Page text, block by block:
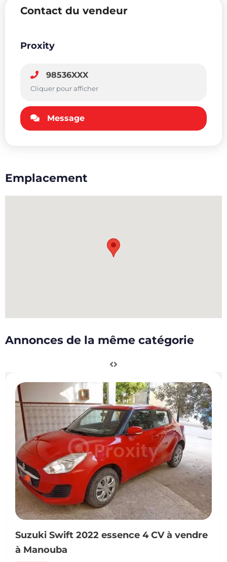
Contact du vendeur
Proxity
98536XXX
Cliquer pour afficher
Message
Emplacement
Annonces de la même catégorie
Suzuki Swift 2022 essence 4 CV à vendre
à Manouba